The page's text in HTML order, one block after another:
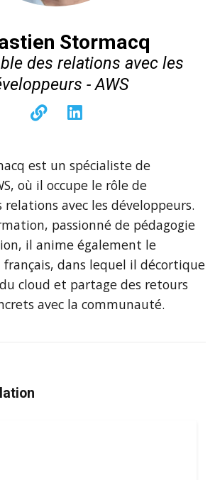
Stormacq
des relations avec les
- AWS
est un spécialiste de
où il occupe le rôle de
relations avec les développeurs.
passionné de pédagogie
il anime également le
français, dans lequel il décortique
cloud et partage des retours
avec la communauté.